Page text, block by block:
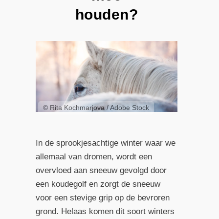
houden?
© Rita Kochmarjova / Adobe Stock
In de sprookjesachtige winter waar we
allemaal van dromen, wordt een
overvloed aan sneeuw gevolgd door
een koudegolf en zorgt de sneeuw
voor een stevige grip op de bevroren
grond. Helaas komen dit soort winters